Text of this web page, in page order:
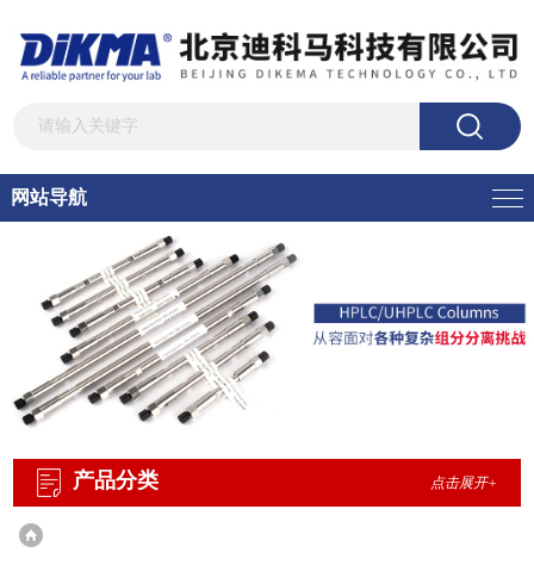
网站导航
产品分类 点击展开+